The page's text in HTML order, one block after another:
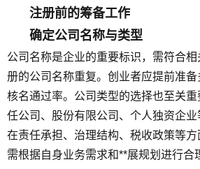
注册前的筹备工作
确定公司名称与类型
公司名称是企业的重要标识，需符合
册的公司名称重复。创业者应提前准
核名通过率。公司类型的选择也至关
任公司、股份有限公司、个人独资企
在责任承担、治理结构、税收政策等
需根据自身业务需求和**展规划进行合